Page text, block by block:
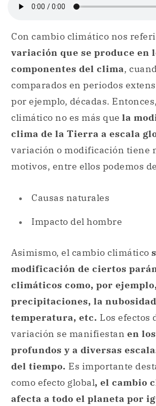
Con cambio climático nos
variación que se produce en
componentes del clima,
comparados en periodos
por ejemplo, décadas.
climático no es más que la
clima de la Tierra a escala
variación o modificación tiene
motivos, entre ellos podemos
Causas naturales
Impacto del hombre
Asimismo, el cambio climático
modificación de ciertos
climáticos como, por
precipitaciones, la
temperatura, etc. Los efectos
variación se manifiestan en
profundos y a diversas
del tiempo. Es importante
como efecto global, el cambio
afecta a todo el planeta por